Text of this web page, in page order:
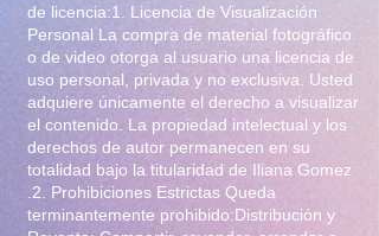
de licencia:1. Licencia de Visualización
Personal La compra de material fotográfico
o de video otorga al usuario una licencia de
uso personal, privada y no exclusiva. Usted
adquiere únicamente el derecho a visualizar
el contenido. La propiedad intelectual y los
derechos de autor permanecen en su
totalidad bajo la titularidad de Iliana Gomez
.2. Prohibiciones Estrictas Queda
terminantemente prohibido:Distribución y